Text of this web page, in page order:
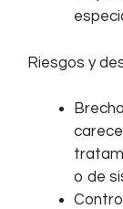
Riesgos y
o de